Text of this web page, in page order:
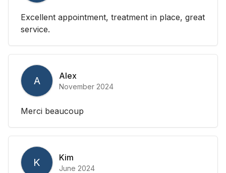
Excellent appointment, treatment in place, great
service.
A Alex
November 2024
Merci beaucoup
K Kim
June 2024